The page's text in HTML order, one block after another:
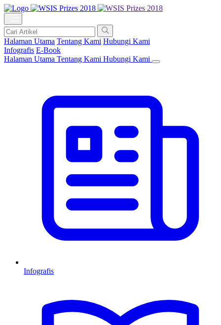
Halaman Utama Tentang Kami Hubungi Kami
Infografis E-Book
Halaman Utama Tentang Kami Hubungi Kami
Infografis